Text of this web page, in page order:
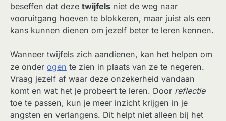
beseffen dat deze twijfels niet de weg naar
vooruitgang hoeven te blokkeren, maar juist als een
kans kunnen dienen om jezelf beter te leren kennen.
Wanneer twijfels zich aandienen, kan het helpen om
ze onder ogen te zien in plaats van ze te negeren.
Vraag jezelf af waar deze onzekerheid vandaan
komt en wat het je probeert te leren. Door reflectie
toe te passen, kun je meer inzicht krijgen in je
angsten en verlangens. Dit helpt niet alleen bij het